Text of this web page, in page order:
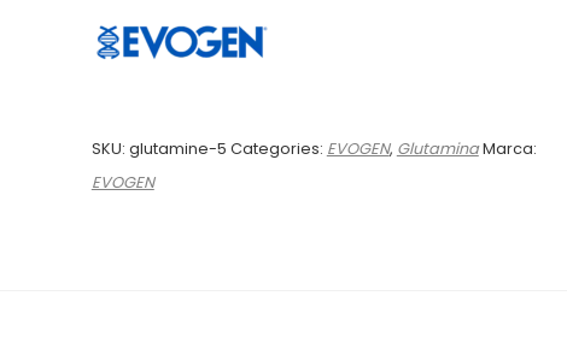
SKU: glutamine-5 Categories: EVOGEN, GlutaminaMarca:
EVOGEN